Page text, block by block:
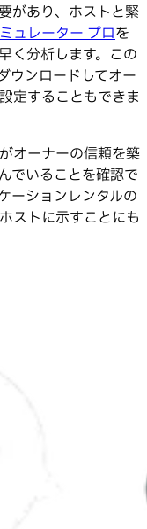
があり、ホストと緊
ュレーター プロを
く分析します。この
ウンロードしてオー
定することもできま
オーナーの信頼を築
でいることを確認で
ーションレンタルの
ストに示すことにも